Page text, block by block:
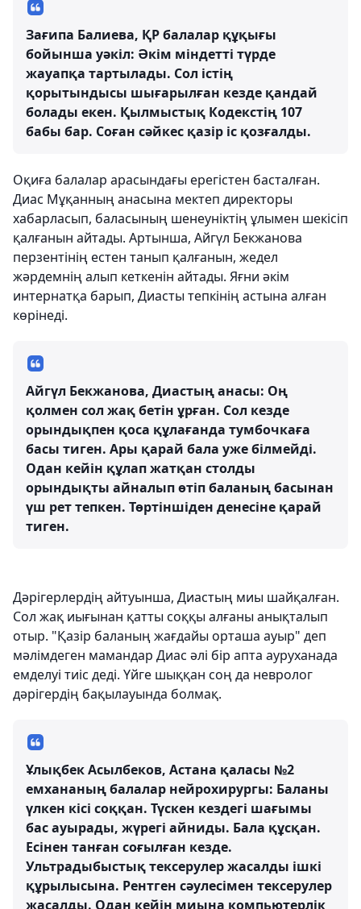
Зағипа Балиева, ҚР балалар құқығы
бойынша уәкіл: Әкім міндетті түрде
жауапқа тартылады. Сол істің
қорытындысы шығарылған кезде қандай
болады екен. Қылмыстық Кодекстің 107
бабы бар. Соған сәйкес қазір іс қозғалды.
Оқиға балалар арасындағы ерегістен басталған.
Диас Мұқанның анасына мектеп директоры
хабарласып, баласының шенеуніктің ұлымен шекісіп
қалғанын айтады. Артынша, Айгүл Бекжанова
перзентінің естен танып қалғанын, жедел
жәрдемнің алып кеткенін айтады. Яғни әкім
интернатқа барып, Диасты тепкінің астына алған
көрінеді.
Айгүл Бекжанова, Диастың анасы: Оң
қолмен сол жақ бетін ұрған. Сол кезде
орындықпен қоса құлағанда тумбочкаға
басы тиген. Ары қарай бала уже білмейді.
Одан кейін құлап жатқан столды
орындықты айналып өтіп баланың басынан
үш рет тепкен. Төртіншіден денесіне қарай
тиген.
Дәрігерлердің айтуынша, Диастың миы шайқалған.
Сол жақ иығынан қатты соққы алғаны анықталып
отыр. "Қазір баланың жағдайы орташа ауыр" деп
мәлімдеген мамандар Диас әлі бір апта ауруханада
емделуі тиіс деді. Үйге шыққан соң да невролог
дәрігердің бақылауында болмақ.
Ұлықбек Асылбеков, Астана қаласы №2
емхананың балалар нейрохирургы: Баланы
үлкен кісі соққан. Түскен кездегі шағымы
бас ауырады, жүрегі айниды. Бала құсқан.
Есінен танған соғылған кезде.
Ультрадыбыстық тексерулер жасалды ішкі
құрылысына. Рентген сәулесімен тексерулер
жасалды. Одан кейін миына компьютерлік